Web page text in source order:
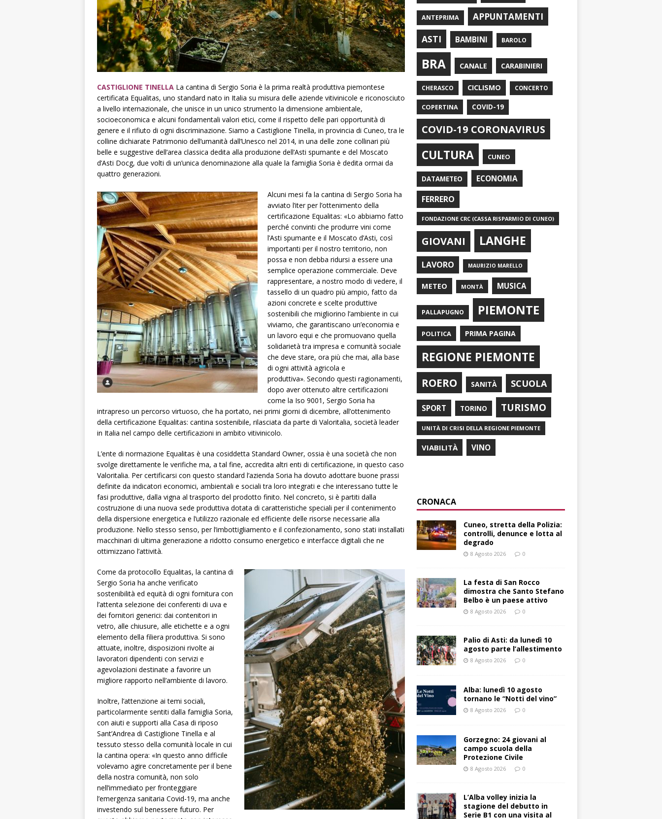
CASTIGLIONE TINELLA La cantina di Sergio Soria è la prima realtà produttiva piemontese
certificata Equalitas, uno standard nato in Italia su misura delle aziende vitivinicole e riconosciuto
a livello internazionale, che unisce in un unico strumento la dimensione ambientale,
socioeconomica e alcuni fondamentali valori etici, come il rispetto delle pari opportunità di
genere e il rifiuto di ogni discriminazione. Siamo a Castiglione Tinella, in provincia di Cuneo, tra le
colline dichiarate Patrimonio dell’umanità dall’Unesco nel 2014, in una delle zone collinari più
belle e suggestive dell’area classica dedita alla produzione dell’Asti spumante e del Moscato
d’Asti Docg, due volti di un’unica denominazione alla quale la famiglia Soria è dedita ormai da
quattro generazioni.
Alcuni mesi fa la cantina di Sergio Soria ha
avviato l’iter per l’ottenimento della
certificazione Equalitas: «Lo abbiamo fatto
perché convinti che produrre vini come
l’Asti spumante e il Moscato d’Asti, così
importanti per il nostro territorio, non
possa e non debba ridursi a essere una
semplice operazione commerciale. Deve
rappresentare, a nostro modo di vedere, il
tassello di un quadro più ampio, fatto da
azioni concrete e scelte produttive
sostenibili che migliorino l’ambiente in cui
viviamo, che garantiscano un’economia e
un lavoro equi e che promuovano quella
solidarietà tra impresa e comunità sociale
che deve stare, ora più che mai, alla base
di ogni attività agricola e
produttiva». Secondo questi ragionamenti,
dopo aver ottenuto altre certificazioni
come la Iso 9001, Sergio Soria ha
intrapreso un percorso virtuoso, che ha portato, nei primi giorni di dicembre, all’ottenimento
della certificazione Equalitas: cantina sostenibile, rilasciata da parte di Valoritalia, società leader
in Italia nel campo delle certificazioni in ambito vitivinicolo.
L’ente di normazione Equalitas è una cosiddetta Standard Owner, ossia è una società che non
svolge direttamente le verifiche ma, a tal fine, accredita altri enti di certificazione, in questo caso
Valoritalia. Per certificarsi con questo standard l’azienda Soria ha dovuto adottare buone prassi
definite da indicatori economici, ambientali e sociali tra loro integrati e che interessano tutte le
fasi produttive, dalla vigna al trasporto del prodotto finito. Nel concreto, si è partiti dalla
costruzione di una nuova sede produttiva dotata di caratteristiche speciali per il contenimento
della dispersione energetica e l’utilizzo razionale ed efficiente delle risorse necessarie alla
produzione. Nello stesso senso, per l’imbottigliamento e il confezionamento, sono stati installati
macchinari di ultima generazione a ridotto consumo energetico e interfacce digitali che ne
ottimizzano l’attività.
Come da protocollo Equalitas, la cantina di
Sergio Soria ha anche verificato
sostenibilità ed equità di ogni fornitura con
l’attenta selezione dei conferenti di uva e
dei fornitori generici: dai contenitori in
vetro, alle chiusure, alle etichette e a ogni
elemento della filiera produttiva. Si sono
attuate, inoltre, disposizioni rivolte ai
lavoratori dipendenti con servizi e
agevolazioni destinate a favorire un
migliore rapporto nell’ambiente di lavoro.
Inoltre, l’attenzione ai temi sociali,
particolarmente sentiti dalla famiglia Soria,
con aiuti e supporti alla Casa di riposo
Sant’Andrea di Castiglione Tinella e al
tessuto stesso della comunità locale in cui
la cantina opera: «In questo anno difficile
volevamo agire concretamente per il bene
della nostra comunità, non solo
nell’immediato per fronteggiare
l’emergenza sanitaria Covid-19, ma anche
investendo sul benessere futuro. Per
ANTEPRIMA
APPUNTAMENTI
ASTI
BAMBINI BAROLO
BRA CANALE CARABINIERI
CHERASCO CICLISMO CONCERTO
COPERTINA COVID-19
COVID-19 CORONAVIRUS
CULTURA CUNEO
DATAMETEO ECONOMIA
FERRERO
FONDAZIONE CRC (CASSA RISPARMIO DI CUNEO)
GIOVANI LANGHE
LAVORO MAURIZIO MARELLO
METEO MONTÀ MUSICA
PALLAPUGNO PIEMONTE
POLITICA PRIMA PAGINA
REGIONE PIEMONTE
ROERO SANITÀ SCUOLA
SPORT TORINO TURISMO
UNITÀ DI CRISI DELLA REGIONE PIEMONTE
VIABILITÀ VINO
CRONACA
Cuneo, stretta della Polizia:
controlli, denunce e lotta al
degrado
8 Agosto 2026 0
La festa di San Rocco
dimostra che Santo Stefano
Belbo è un paese attivo
8 Agosto 2026 0
Palio di Asti: da lunedì 10
agosto parte l’allestimento
8 Agosto 2026 0
Alba: lunedì 10 agosto
tornano le “Notti del vino”
8 Agosto 2026 0
Gorzegno: 24 giovani al
campo scuola della
Protezione Civile
8 Agosto 2026 0
L’Alba volley inizia la
stagione del debutto in
Serie B1 con una visita al